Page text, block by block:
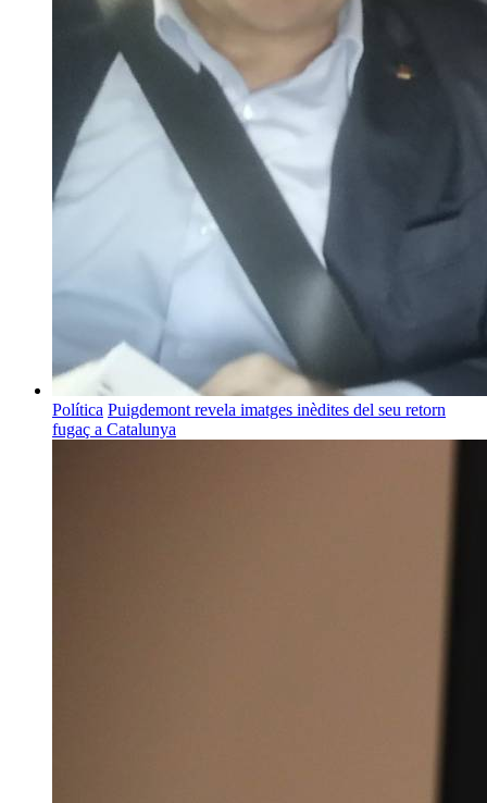
Política Puigdemont revela imatges inèdites del seu retorn
fugaç a Catalunya